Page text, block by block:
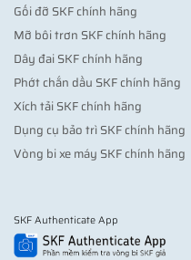
Gối đỡ SKF chính hãng
Mỡ bôi trơn SKF chính hãng
Dây đai SKF chính hãng
Phớt chắn dầu SKF chính hãng
Xích tải SKF chính hãng
Dụng cụ bảo trì SKF chính hãng
Vòng bi xe máy SKF chính hãng
SKF Authenticate App